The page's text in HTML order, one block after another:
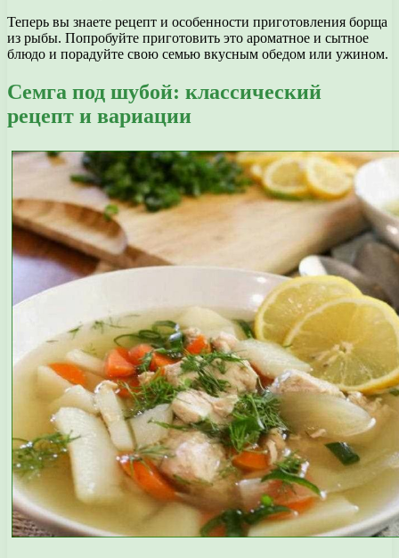
Теперь вы знаете рецепт и особенности приготовления борща
из рыбы. Попробуйте приготовить это ароматное и сытное
блюдо и порадуйте свою семью вкусным обедом или ужином.
Семга под шубой: классический
рецепт и вариации